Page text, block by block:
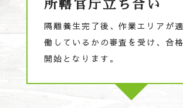
所轄官庁立ち合い
隔離養生完了後、作業エリアが
働しているかの審査を受け、合
開始となります。